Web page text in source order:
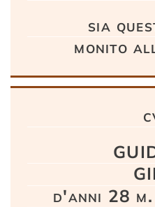
sia
monito
d'anni 28